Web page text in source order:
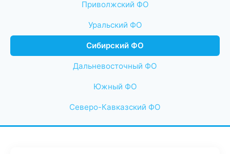
Приволжский ФО
Уральский ФО
Сибирский ФО
Дальневосточный ФО
Южный ФО
Северо-Кавказский ФО